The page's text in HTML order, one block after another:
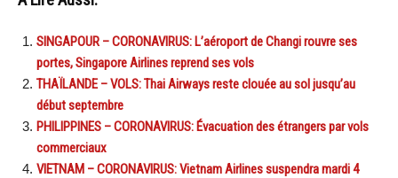
SINGAPOUR – CORONAVIRUS: L’aéroport de Changi rouvre ses
portes, Singapore Airlines reprend ses vols
THAÏLANDE – VOLS: Thai Airways reste clouée au sol jusqu’au
début septembre
PHILIPPINES – CORONAVIRUS: Évacuation des étrangers par vols
commerciaux
VIETNAM – CORONAVIRUS: Vietnam Airlines suspendra mardi 4